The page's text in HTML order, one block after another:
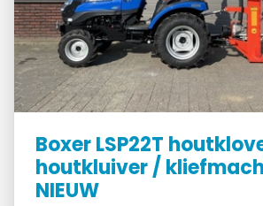
Boxer LSP22T
houtkluiver /
NIEUW